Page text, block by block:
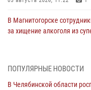
В Магнитогорске
за хищение алкоголя из
На Южном Урале спецназ
ПОПУЛЯРНЫЕ НОВОСТИ
В Челябинской области